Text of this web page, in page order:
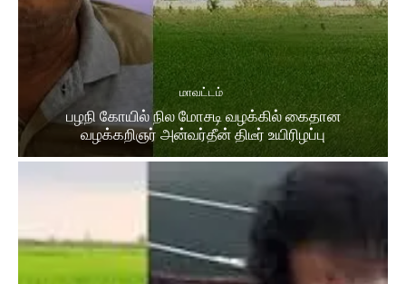
மாவட்டம்
பழநி கோயில் நில மோசடி வழக்கில் கைதான
வழக்கறிஞர் அன்வர்தீன் திடீர் உயிரிழப்பு